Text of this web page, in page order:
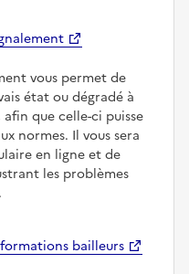
vous permet de
état ou dégradé à
que celle-ci puisse
normes. Il vous sera
en ligne et de
les problèmes
bailleurs